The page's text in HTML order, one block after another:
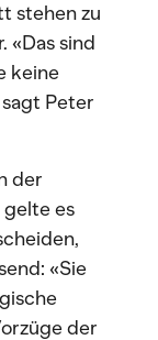
stehen zu
«Das sind
keine
Peter
der
es
«Sie
der